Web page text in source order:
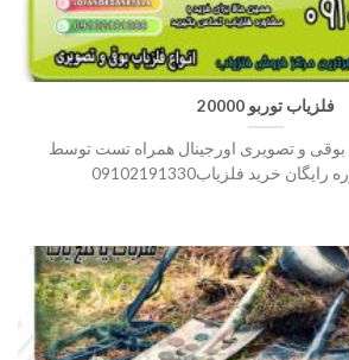
فلزیاب توربو 20000
بوقی و تصویری اورجینال همراه تست توسط
خرید فلزیاب09102191330